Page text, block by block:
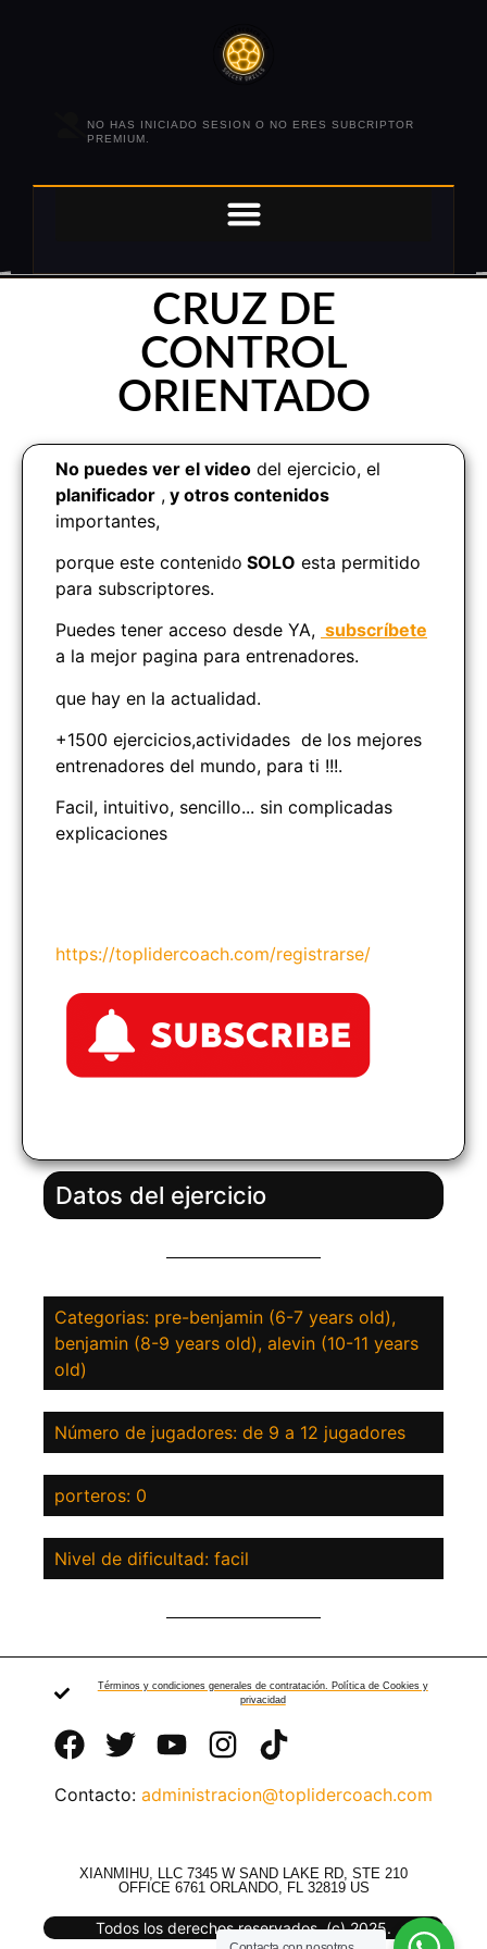
NO HAS INICIADO SESION O NO ERES SUBCRIPTOR
PREMIUM.
CRUZ DE
CONTROL
ORIENTADO
No puedes ver el video del ejercicio, el
planificador , y otros contenidos
importantes,
porque este contenido SOLO esta permitido
para subscriptores.
Puedes tener acceso desde YA, subscríbete
a la mejor pagina para entrenadores.
que hay en la actualidad.
+1500 ejercicios,actividades de los mejores
entrenadores del mundo, para ti !!!.
Facil, intuitivo, sencillo... sin complicadas
explicaciones
https://toplidercoach.com/registrarse/
Datos del ejercicio
Categorias: pre-benjamin (6-7 years old),
benjamin (8-9 years old), alevin (10-11 years
old)
Número de jugadores: de 9 a 12 jugadores
porteros: 0
Nivel de dificultad: facil
Términos y condiciones generales de contratación. Política de Cookies y
privacidad
Contacto: administracion@toplidercoach.com
XIANMIHU, LLC 7345 W SAND LAKE RD, STE 210
OFFICE 6761 ORLANDO, FL 32819 US
Todos los derechos reservados. (c) 2025.